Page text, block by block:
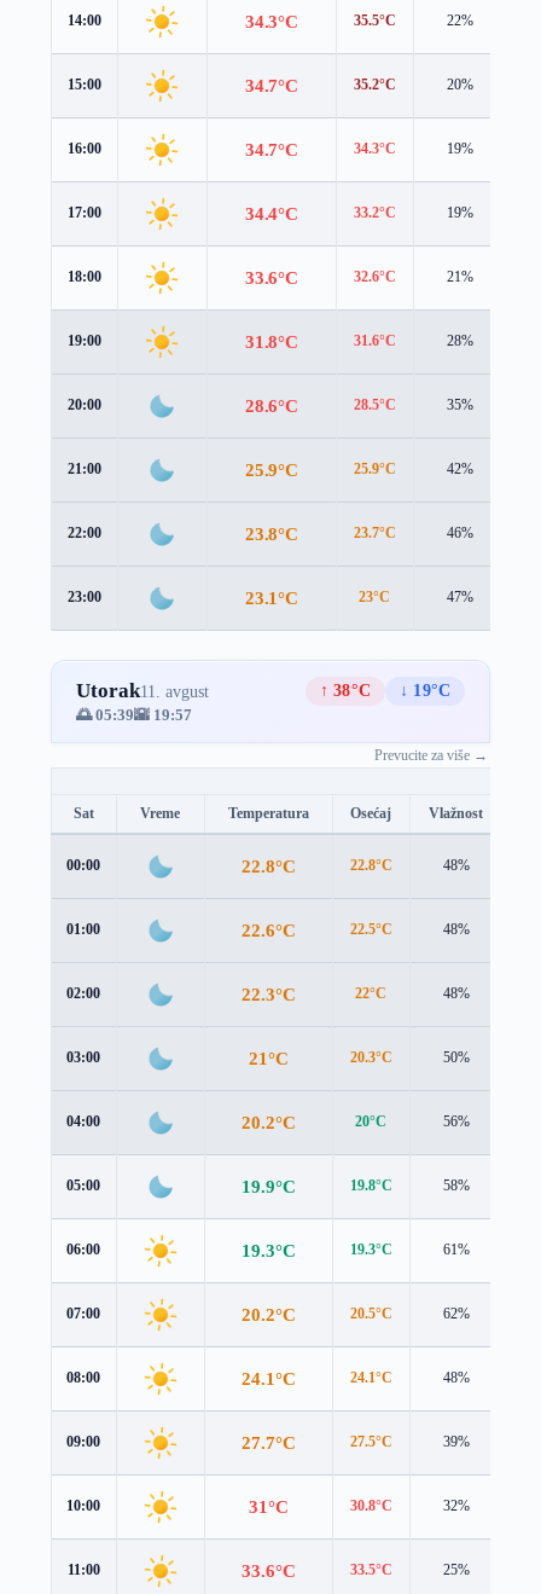
14:00 34.3°C 35.5°C 22%
15:00 34.7°C 35.2°C 20%
16:00 34.7°C 34.3°C 19%
17:00 34.4°C 33.2°C 19%
18:00 33.6°C 32.6°C 21%
19:00 31.8°C 31.6°C 28%
20:00 28.6°C 28.5°C 35%
21:00 25.9°C 25.9°C 42%
22:00 23.8°C 23.7°C 46%
23:00 23.1°C 23°C 47%
Utorak11. avgust ↑ 38°C
↓ 19°C
🌅 05:39🌇 19:57
Prevucite za više →
Sat Vreme Temperatura Osećaj Vlažnost
00:00 22.8°C 22.8°C 48%
01:00 22.6°C 22.5°C 48%
02:00 22.3°C 22°C 48%
03:00 21°C 20.3°C 50%
04:00 20.2°C 20°C 56%
05:00 19.9°C 19.8°C 58%
06:00 19.3°C 19.3°C 61%
07:00 20.2°C 20.5°C 62%
08:00 24.1°C 24.1°C 48%
09:00 27.7°C 27.5°C 39%
10:00 31°C 30.8°C 32%
11:00 33.6°C 33.5°C 25%